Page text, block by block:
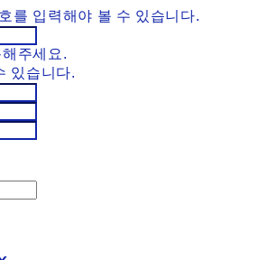
를 입력해야 볼 수 있습니다.
주세요.
있습니다.